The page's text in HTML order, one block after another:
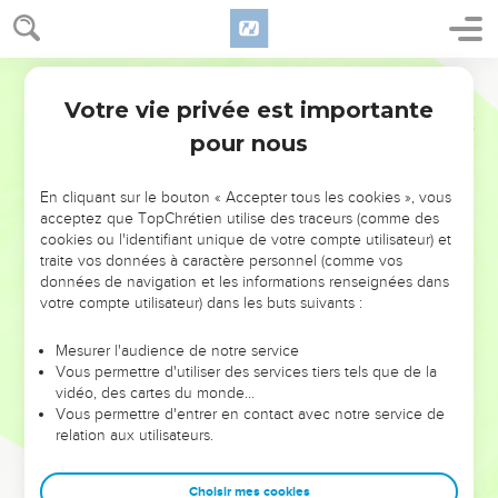
NE MANQUEZ PAS L’ÉVÉNEMENT
DE L’ANNÉE !
ET SI LEURS ERREURS POUVAIENT VOUS ÉVITER LES
VOTRES ?
leur foi ou leur vision. Mais on voit moins les doutes, les erreurs
et les saisons difficiles qu'ils ont traversés, alors même que ce
sont elles qui les ont façonnés.
Dans cette conférence, leaders, entrepreneurs, et responsables
clés pour avancer avec plus de sagesse afin que leurs erreurs
Votre vie privée est importante
pour nous
En cliquant sur le bouton « Accepter tous les cookies », vous
acceptez que TopChrétien utilise des traceurs (comme des
cookies ou l'identifiant unique de votre compte utilisateur) et
traite vos données à caractère personnel (comme vos
données de navigation et les informations renseignées dans
votre compte utilisateur) dans les buts suivants :
Mesurer l'audience de notre service
Vous permettre d'utiliser des services tiers tels que de la
vidéo, des cartes du monde…
Vous permettre d'entrer en contact avec notre service de
relation aux utilisateurs.
Choisir mes cookies